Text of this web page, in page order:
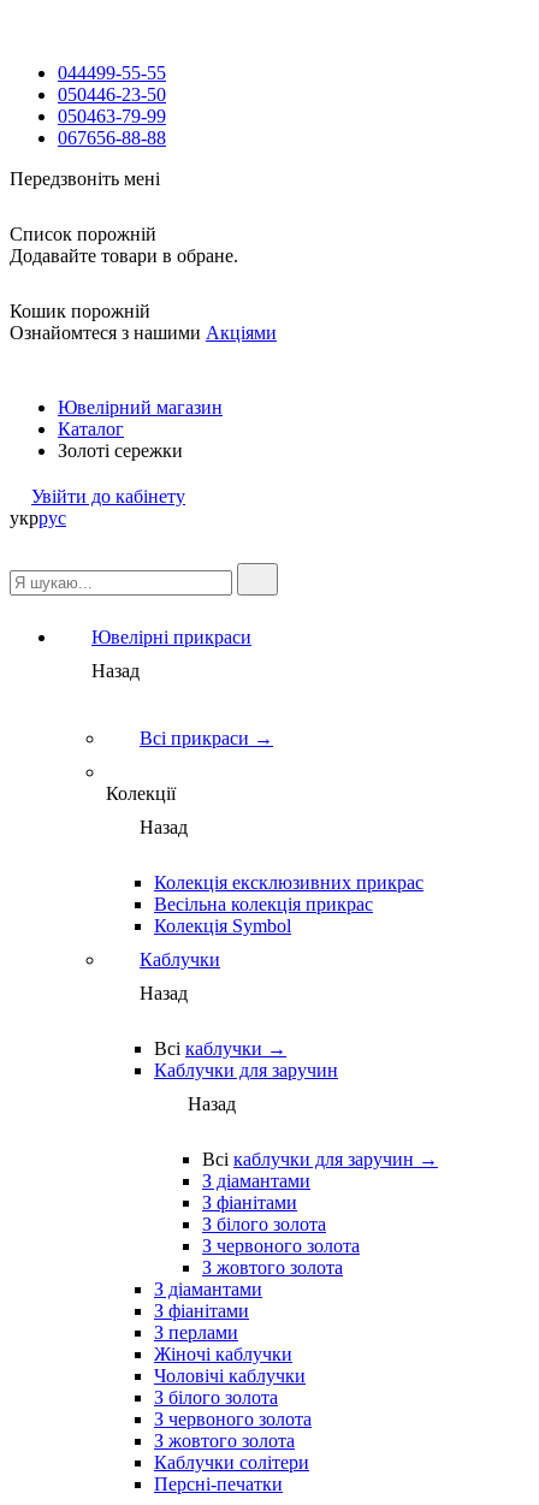
044499-55-55
050446-23-50
050463-79-99
067656-88-88
Передзвоніть мені
Список порожній
Додавайте товари в обране.
Кошик порожній
Ознайомтеся з нашими Акціями
Ювелірний магазин
Каталог
Золоті сережки
Увійти до кабінету
укррус
Ювелірні прикраси
Назад
Всі прикраси →
Колекції
Назад
Колекція ексклюзивних прикрас
Весільна колекція прикрас
Колекція Symbol
Каблучки
Назад
Всі каблучки →
Каблучки для заручин
Назад
Всі каблучки для заручин →
З діамантами
З фіанітами
З білого золота
З червоного золота
З жовтого золота
З діамантами
З фіанітами
З перлами
Жіночі каблучки
Чоловічі каблучки
З білого золота
З червоного золота
З жовтого золота
Каблучки солітери
Персні-печатки